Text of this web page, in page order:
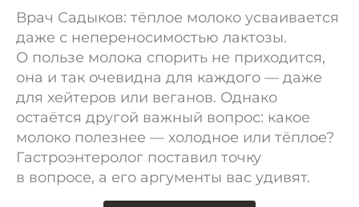
Врач Садыков: тёплое молоко усваивается
даже с непереносимостью лактозы.
О пользе молока спорить не приходится,
она и так очевидна для каждого — даже
для хейтеров или веганов. Однако
остаётся другой важный вопрос: какое
молоко полезнее — холодное или тёплое?
Гастроэнтеролог поставил точку
в вопросе, а его аргументы вас удивят.